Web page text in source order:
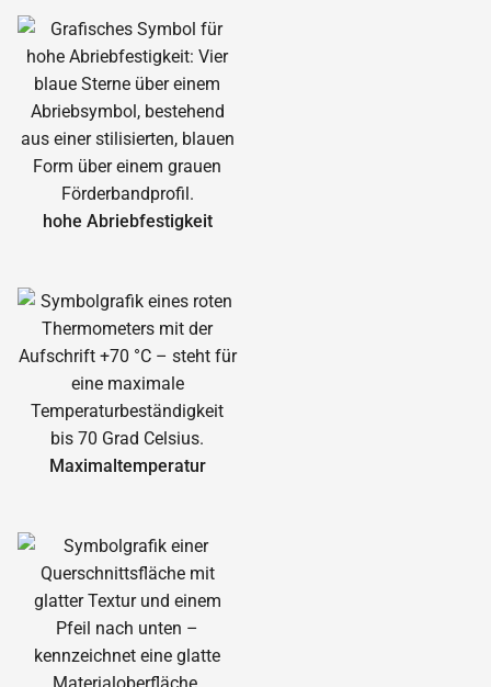
hohe Abrieb­festigkeit
Maximal­temperatur